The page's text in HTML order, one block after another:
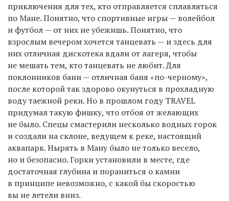
приключения для тех, кто отправляется сплавляться
по Мане. Понятно, что спортивные игры — волейбол
и футбол — от них не убежишь. Понятно, что
взрослым вечером хочется танцевать — и здесь для
них отличная дискотека вдали от лагеря, чтобы
не мешать тем, кто танцевать не любит. Для
поклонников бани — отличная баня «по-черному»,
после которой так здорово окунуться в прохладную
воду таежной реки. Но в прошлом году TRAVEL
придумал такую фишку, что отбоя от желающих
не было. Спецы смастерили несколько водных горок
и создали на склоне, ведущем к реке, настоящий
аквапарк. Нырять в Ману было не только весело,
но и безопасно. Горки установили в месте, где
достаточная глубина и пораниться о камни
в принципе невозможно, с какой бы скоростью
вы не летели вниз.